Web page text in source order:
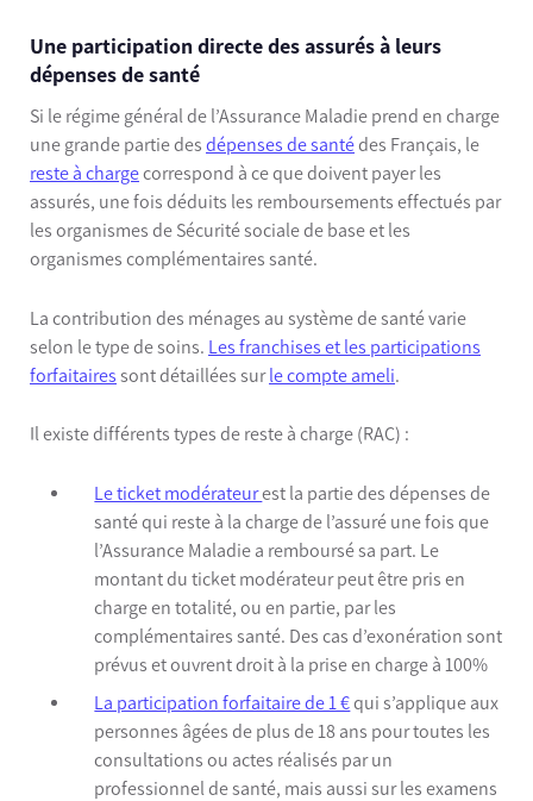
Une participation directe des assurés à leurs
dépenses de santé
Si le régime général de l’Assurance Maladie prend en charge
une grande partie des dépenses de santédes Français, le
reste à chargecorrespond à ce que doivent payer les
assurés, une fois déduits les remboursements effectués par
les organismes de Sécurité sociale de base et les
organismes complémentaires santé.
La contribution des ménages au système de santé varie
selon le type de soins. Les franchises et les participations
forfaitaires sont détaillées surle compte ameli.
Il existe différents types de reste à charge (RAC) :
Le ticket modérateurest la partie des dépenses de
santé qui reste à la charge de l’assuré une fois que
l’Assurance Maladie a remboursé sa part. Le
montant du ticket modérateur peut être pris en
charge en totalité, ou en partie, par les
complémentaires santé. Des cas d’exonération sont
prévus et ouvrent droit à la prise en charge à 100%
La participation forfaitaire de 1 €qui s’applique aux
personnes âgées de plus de 18 ans pour toutes les
consultations ou actes réalisés par un
professionnel de santé, mais aussi sur les examens